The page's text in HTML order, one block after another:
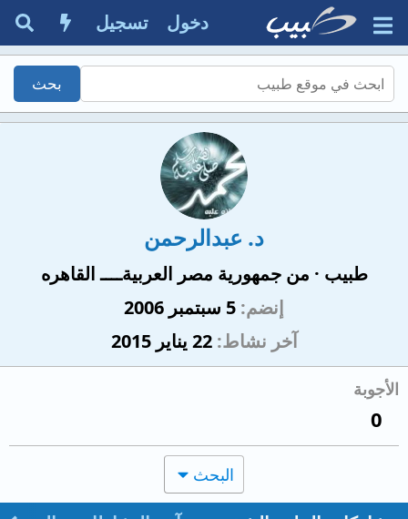
دخول تسجيل
د. عبدالرحمن
طبيب · منجمهورية مصر العربيةــــ القاهره
إنضم 5 سبتمبر 2006
آخر نشاط 22 يناير 2015
الأجوبة
0
البحث